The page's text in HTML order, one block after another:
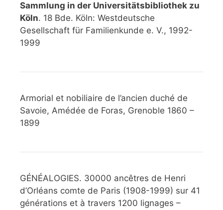
Sammlung in der Universitätsbibliothek zu
Köln. 18 Bde. Köln: Westdeutsche
Gesellschaft für Familienkunde e. V., 1992-
1999
Armorial et nobiliaire de l’ancien duché de
Savoie, Amédée de Foras, Grenoble 1860 –
1899
GÉNÉALOGIES. 30000 ancêtres de Henri
d’Orléans comte de Paris (1908-1999) sur 41
générations et à travers 1200 lignages –